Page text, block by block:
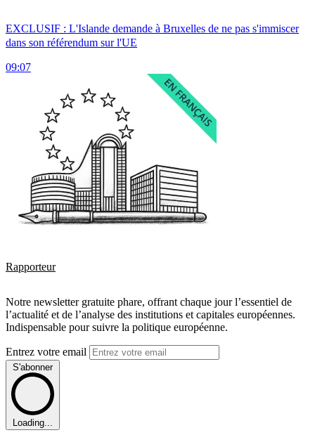
EXCLUSIF : L'Islande demande à Bruxelles de ne pas s'immiscer
dans son référendum sur l'UE
09:07
Rapporteur
Notre newsletter gratuite phare, offrant chaque jour l’essentiel de
l’actualité et de l’analyse des institutions et capitales européennes.
Indispensable pour suivre la politique européenne.
Entrez votre email
S'abonner
Loading...